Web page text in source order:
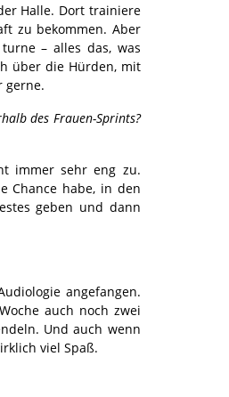
Halle. Dort trainiere
zu bekommen. Aber
– alles das, was
über die Hürden, mit
gerne.
des Frauen-Sprints?
immer sehr eng zu.
Chance habe, in den
geben und dann
angefangen.
auch noch zwei
Und auch wenn
viel Spaß.